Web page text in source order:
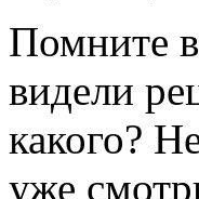
Помните
видели
какого?
уже